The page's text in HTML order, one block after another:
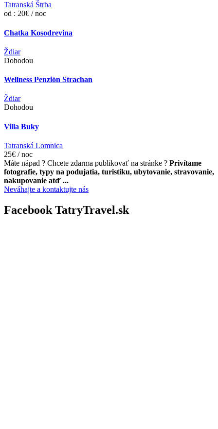
Tatranská Štrba
od : 20€ / noc
Chatka Kosodrevina
Ždiar
Dohodou
Wellness Penzión Strachan
Ždiar
Dohodou
Villa Buky
Tatranská Lomnica
25€ / noc
Máte nápad ? Chcete zdarma publikovať na stránke ? Privítame
fotografie, typy na podujatia, turistiku, ubytovanie, stravovanie,
nakupovanie atď ...
Neváhajte a kontaktujte nás
Facebook TatryTravel.sk